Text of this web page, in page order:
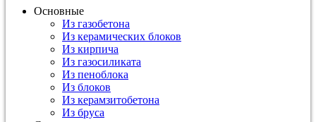
Основные
Из газобетона
Из керамических блоков
Из кирпича
Из газосиликата
Из пеноблока
Из блоков
Из керамзитобетона
Из бруса